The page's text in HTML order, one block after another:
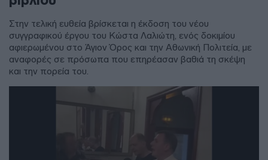
Στην τελική ευθεία βρίσκεται η έκδοση του νέου
συγγραφικού έργου του Κώστα Λαλιώτη, ενός δοκιμίου
αφιερωμένου στο Άγιον Όρος και την Αθωνική Πολιτεία, με
αναφορές σε πρόσωπα που επηρέασαν βαθιά τη σκέψη
και την πορεία του.